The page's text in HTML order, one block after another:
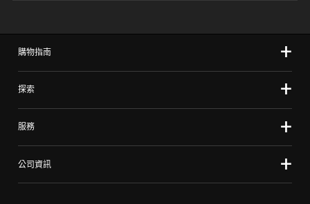
購物指南
探索
服務
公司資訊